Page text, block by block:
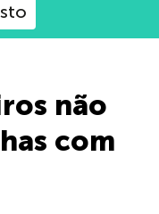
não
com